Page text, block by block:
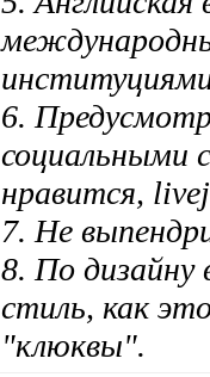
6.
социальными
нравится,
7. Не
8. По дизайну
стиль, как
"клюквы".